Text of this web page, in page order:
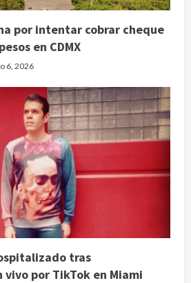
por intentar cobrar cheque
en CDMX
6, 2026
tras
por TikTok en Miami